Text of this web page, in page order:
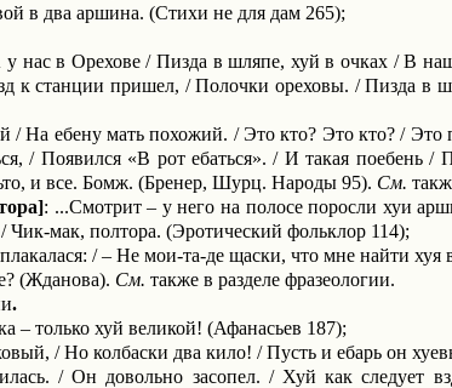
в два аршина. (Стихи не для дам 265);
нас в Орехове / Пизда в шляпе, хуй в очках / В
к станции пришел, / Полочки ореховы. / Пизда в
На ебену мать похожий. / Это кто? Это кто? / Это
/ Появился «В рот ебаться». / И такая поебень
и все. Бомж. (Бренер, Шурц. Народы 95). См.
: ...Смотрит – у него на полосе поросли хуи
мак, полтора. (Эротический фольклор 114);
/ – Не мои-та-де щаски, что мне найти
(Жданова). См. также в разделе фразеологии.
.
– только хуй великой! (Афанасьев 187);
/ Но колбаски два кило! / Пусть и ебарь он
/ Он довольно засопел. / Хуй как следует